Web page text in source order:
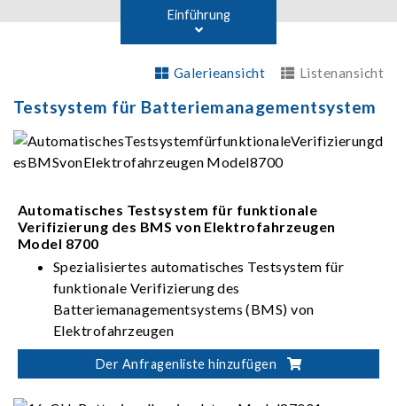
over-temperature. With technological advancements,
BMS functionality has expanded to include voltage
estimation, State of Health (SoH) estimation, fault
other control circuits (e.g., battery loop relay control),
temperature measurement, current measurement, and
diagnostics.
Einführung
Galerieansicht Listenansicht
Testsystem für Batteriemanagementsystem
Automatisches Testsystem für funktionale
Verifizierung des BMS von Elektrofahrzeugen
Model 8700
Spezialisiertes automatisches Testsystem für
funktionale Verifizierung des
Batteriemanagementsystems (BMS) von
Elektrofahrzeugen
Verfügt über Prüfpunkte für BMS mit Master-
Slave-Architektur
Der Anfragenliste hinzufügen